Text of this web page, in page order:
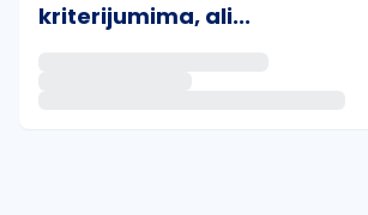
kriterijumima, ali...